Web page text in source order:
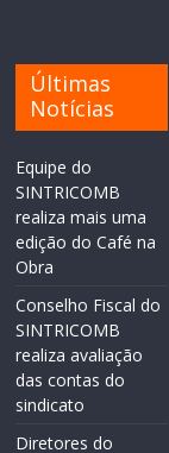
Últimas
Notícias
Equipe do
SINTRICOMB
realiza mais uma
edição do Café na
Obra
Conselho Fiscal do
SINTRICOMB
realiza avaliação
das contas do
sindicato
Diretores do